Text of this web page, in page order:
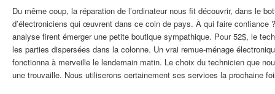
Du même coup, la réparation de l’ordinateur nous fit découvrir, dans le
d’électroniciens qui œuvrent dans ce coin de pays. À qui faire
analyse firent émerger une petite boutique sympathique. Pour 52$, le
les parties dispersées dans la colonne. Un vrai remue-ménage
fonctionna à merveille le lendemain matin. Le choix du technicien que
une trouvaille. Nous utiliserons certainement ses services la prochaine